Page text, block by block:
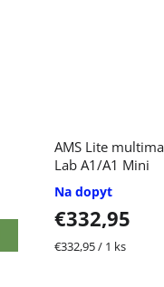
AMS Lite
Lab A1/A1 Mini
Na dopyt
€332,95
Jednotková
€332,95 / 1 ks